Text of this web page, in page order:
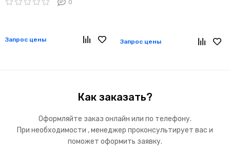
0
Запрос цены Запрос цены
Как заказать?
Оформляйте заказ онлайн или по телефону.
При необходимости , менеджер проконсультирует вас и
поможет оформить заявку.